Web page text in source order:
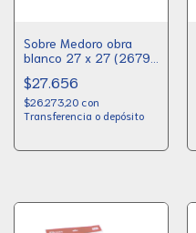
Sobre Medoro obra
blanco 27 x 27 (2679)
$27.656
$26.273,20 con
Transferencia o depósito